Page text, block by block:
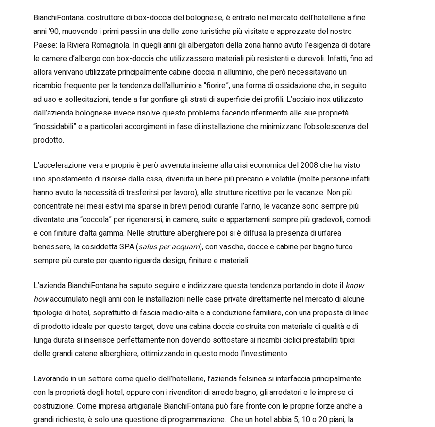
BianchiFontana, costruttore di box-doccia del bolognese, è entrato nel mercato dell’hotellerie a fine
anni ’90, muovendo i primi passi in una delle zone turistiche più visitate e apprezzate del nostro
Paese: la Riviera Romagnola. In quegli anni gli albergatori della zona hanno avuto l’esigenza di dotare
le camere d’albergo con box-doccia che utilizzassero materiali più resistenti e durevoli. Infatti, fino ad
allora venivano utilizzate principalmente cabine doccia in alluminio, che però necessitavano un
ricambio frequente per la tendenza dell’alluminio a “fiorire”, una forma di ossidazione che, in seguito
ad uso e sollecitazioni, tende a far gonfiare gli strati di superficie dei profili. L’acciaio inox utilizzato
dall’azienda bolognese invece risolve questo problema facendo riferimento alle sue proprietà
“inossidabili” e a particolari accorgimenti in fase di installazione che minimizzano l’obsolescenza del
prodotto.
L’accelerazione vera e propria è però avvenuta insieme alla crisi economica del 2008 che ha visto
uno spostamento di risorse dalla casa, divenuta un bene più precario e volatile (molte persone infatti
hanno avuto la necessità di trasferirsi per lavoro), alle strutture ricettive per le vacanze. Non più
concentrate nei mesi estivi ma sparse in brevi periodi durante l’anno, le vacanze sono sempre più
diventate una “coccola” per rigenerarsi, in camere, suite e appartamenti sempre più gradevoli, comodi
e con finiture d’alta gamma. Nelle strutture alberghiere poi si è diffusa la presenza di un’area
benessere, la cosiddetta SPA (salus per acquam), con vasche, docce e cabine per bagno turco
sempre più curate per quanto riguarda design, finiture e materiali.
L’azienda BianchiFontana ha saputo seguire e indirizzare questa tendenza portando in dote il know
howaccumulato negli anni con le installazioni nelle case private direttamente nel mercato di alcune
tipologie di hotel, soprattutto di fascia medio-alta e a conduzione familiare, con una proposta di linee
di prodotto ideale per questo target, dove una cabina doccia costruita con materiale di qualità e di
lunga durata si inserisce perfettamente non dovendo sottostare ai ricambi ciclici prestabiliti tipici
delle grandi catene alberghiere, ottimizzando in questo modo l’investimento.
Lavorando in un settore come quello dell’hotellerie, l’azienda felsinea si interfaccia principalmente
con la proprietà degli hotel, oppure con i rivenditori di arredo bagno, gli arredatori e le imprese di
costruzione. Come impresa artigianale BianchiFontana può fare fronte con le proprie forze anche a
grandi richieste, è solo una questione di programmazione. Che un hotel abbia 5, 10 o 20 piani, la